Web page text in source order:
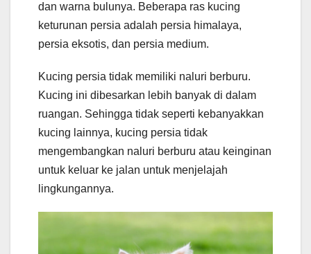
dan warna bulunya. Beberapa ras kucing
keturunan persia adalah persia himalaya,
persia eksotis, dan persia medium.
Kucing persia tidak memiliki naluri berburu.
Kucing ini dibesarkan lebih banyak di dalam
ruangan. Sehingga tidak seperti kebanyakkan
kucing lainnya, kucing persia tidak
mengembangkan naluri berburu atau keinginan
untuk keluar ke jalan untuk menjelajah
lingkungannya.